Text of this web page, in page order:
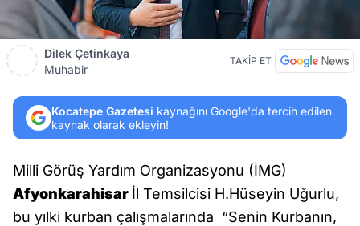
Dilek Çetinkaya
Muhabir
TAKİP ET
Kocatepe Gazetesi kaynağını Google'da tercih edilen
kaynak olarak ekleyin!
Milli Görüş Yardım Organizasyonu (İMG)
Afyonkarahisar İl Temsilcisi H.Hüseyin Uğurlu,
bu yılki kurban çalışmalarında “Senin Kurbanın,